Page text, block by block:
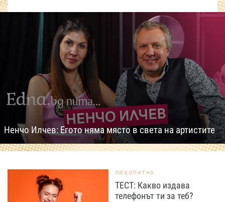
Ненчо Илчев: Егото няма място в света на артистите
ЛЮБОПИТНО
ТЕСТ: Какво издава
телефонът ти за теб?